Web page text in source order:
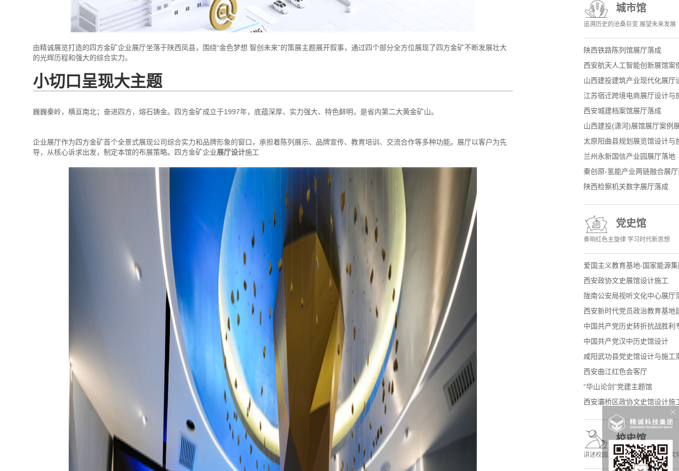
由精诚展览打造的四方金矿企业展厅坐落于陕西凤县，围绕“金色梦想 智创未来”的策展主题展开叙事，通过四个部分全方位展现了四方金矿不断发展壮大
的光辉历程和强大的综合实力。
小切口呈现大主题
巍巍秦岭，横亘南北；奋进四方，熔石铸金。四方金矿成立于1997年，底蕴深厚、实力强大、特色鲜明，是省内第二大黄金矿山。
企业展厅作为四方金矿首个全景式展现公司综合实力和品牌形象的窗口，承担着陈列展示、品牌宣传、教育培训、交流合作等多种功能。展厅以客户为先
导，从核心诉求出发，制定本馆的布展策略。四方金矿企业展厅设计施工
城市馆
追溯历史的沧桑巨变 展望未来发展
陕西铁路陈列馆展厅落成
西安航天人工智能创新展馆案
山西建投建筑产业现代化展厅
江苏宿迁跨境电商展厅设计与
西安城建档案馆展厅落成
山西建投(潇河)展馆展厅案例
太原阳曲县规划展览馆设计与
兰州永新国信产业园展厅落地
秦创原-氢能产业两链融合展
陕西检察机关数字展厅落成
党史馆
奏响红色主旋律 学习时代新思想
爱国主义教育基地-国家能源
西安政协文史展馆设计施工
陇南公安局视听文化中心展厅
西安新时代党员政治教育基地
中国共产党历史转折抗战胜利
中国共产党汉中历史馆设计
咸阳武功县党史馆设计与施工
西安曲江红色会客厅
“华山论剑”党建主题馆
西安灞桥区政协文史馆设计施
校史馆
讲述校园发展历程 传承校园经典文